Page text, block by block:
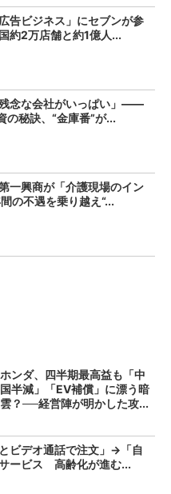
告ビジネス」にセブンが参
約2万店舗と約1億人...
念な会社がいっぱい」――
の秘訣、“金庫番”が...
一興商が「介護現場のイン
の不遇を乗り越え“...
ホンダ、四半期最高益も「中
国半減」「EV補償」に漂う暗
雲？──経営陣が明かした攻...
ビデオ通話で注文」→「自
ービス 高齢化が進む...